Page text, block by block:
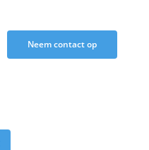
Neem contact op